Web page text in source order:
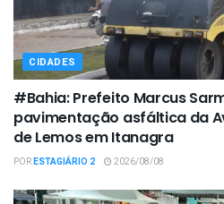
CIDADES
#Bahia: Prefeito Marcus
pavimentação asfáltica da
de Lemos em Itanagra
PORESTAGIÁRIO 2 2026/08/08